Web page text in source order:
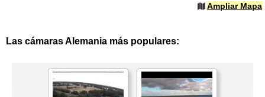
Ampliar Mapa
Las cámaras Alemania más populares: